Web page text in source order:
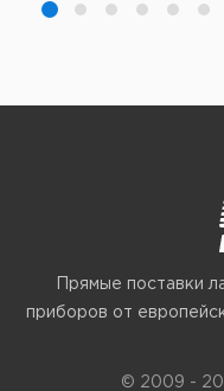
Прямые поставки
приборов от
© 2009 -